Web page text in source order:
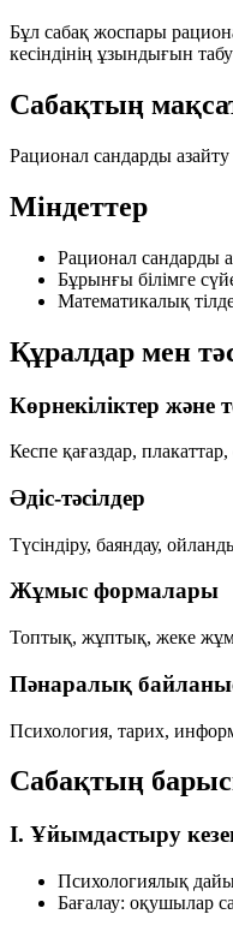
Бұл сабақ жоспары
кесіндінің ұзындығын табу
Сабақтың
Рационал сандарды азайту
Міндеттер
Рационал сандарды
Бұрынғы білімге
Математикалық
Құралдар мен
Көрнекіліктер және
Кеспе қағаздар,
Әдіс-тәсілдер
Түсіндіру, баяндау,
Жұмыс формалары
Топтық, жұптық, жеке
Пәнаралық
Психология, тарих,
Сабақтың
I. Ұйымдастыру
Психологиялық
Бағалау: оқушылар